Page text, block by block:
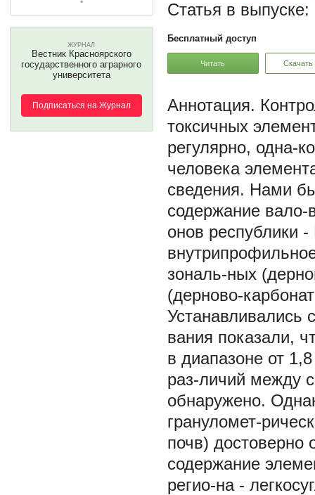
ЖУРНАЛ
Вестник Красноярского
государственного аграрного
университета
Подписаться на Журнал
Статья в выпуске:
Бесплатный доступ
Читать Скачать
токсичных
регулярно, одна-
человека
сведения. Нами
содержание вало-
онов республики
зональ-ных
(дерново-
Устанавливались
вания показали,
в диапазоне от
раз-личий между
обнаружено.
грануломет-
почв) достоверно
содержание
регио-на -